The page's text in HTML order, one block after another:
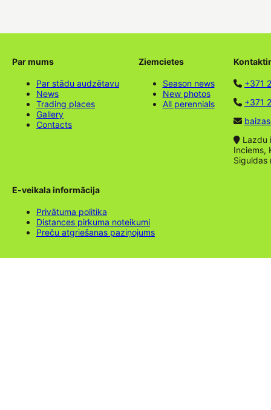
Par mums
Par stādu audzētavu
News
Trading places
Gallery
Contacts
Ziemcietes
Season news
New photos
All perennials
+371
+371
Lazdu
Inciems,
Siguldas
E-veikala informācija
Privātuma politika
Distances pirkuma noteikumi
Preču atgriešanas paziņojums